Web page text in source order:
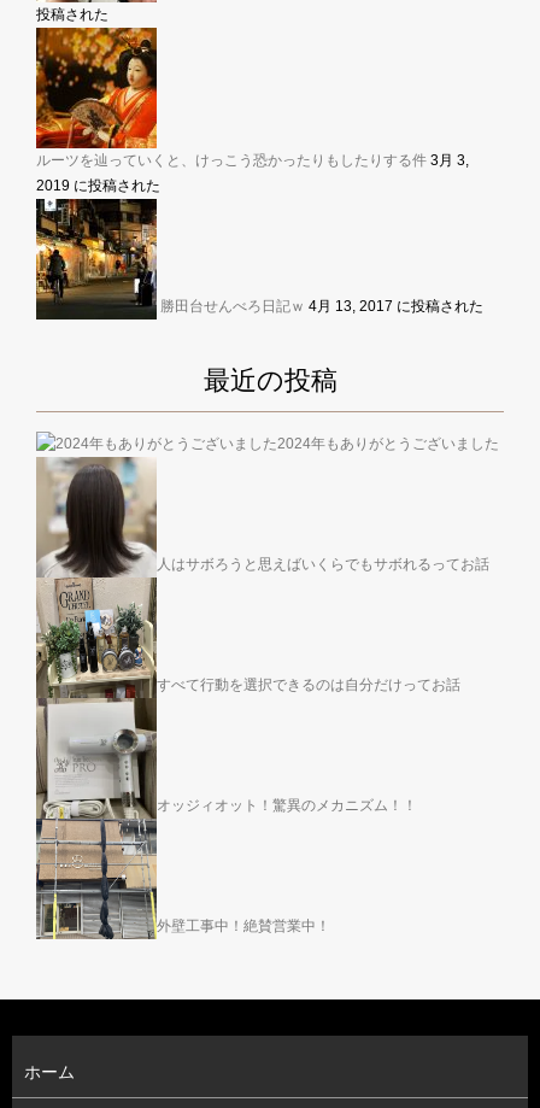
投稿された
ルーツを辿っていくと、けっこう恐かったりもしたりする件 3月 3,
2019 に投稿された
勝田台せんべろ日記ｗ 4月 13, 2017 に投稿された
最近の投稿
2024年もありがとうございました
人はサボろうと思えばいくらでもサボれるってお話
すべて行動を選択できるのは自分だけってお話
オッジィオット！驚異のメカニズム！！
外壁工事中！絶賛営業中！
ホーム